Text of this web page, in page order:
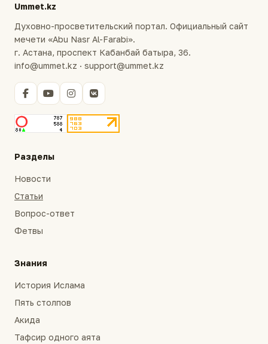
Ummet.kz
Духовно-просветительский портал. Официальный сайт
мечети «Abu Nasr Al-Farabi».
г. Астана, проспект Кабанбай батыра, 36.
info@ummet.kz · support@ummet.kz
Разделы
Новости
Статьи
Вопрос-ответ
Фетвы
Знания
История Ислама
Пять столпов
Акида
Тафсир одного аята